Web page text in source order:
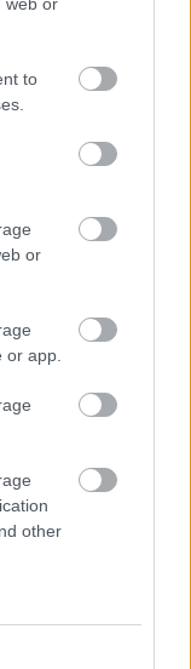
to
or
app.
other
Duna vízgyűjtőjére
5. blokk új
szombattól
a riasztás